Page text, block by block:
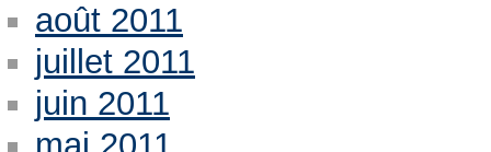
août 2011
juillet 2011
juin 2011